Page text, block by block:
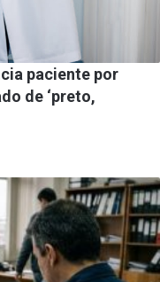
paciente por
de ‘preto,